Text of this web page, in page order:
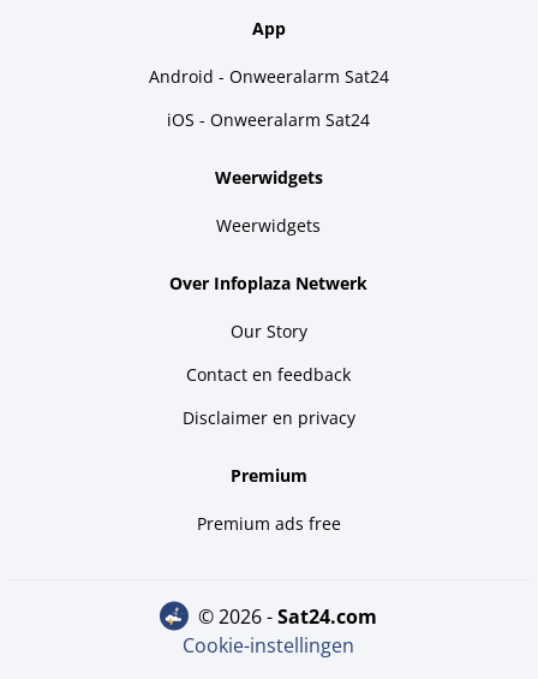
App
Android - Onweeralarm Sat24
iOS - Onweeralarm Sat24
Weerwidgets
Weerwidgets
Over Infoplaza Netwerk
Our Story
Contact en feedback
Disclaimer en privacy
Premium
Premium ads free
© 2026 - sat24.com
Cookie-instellingen